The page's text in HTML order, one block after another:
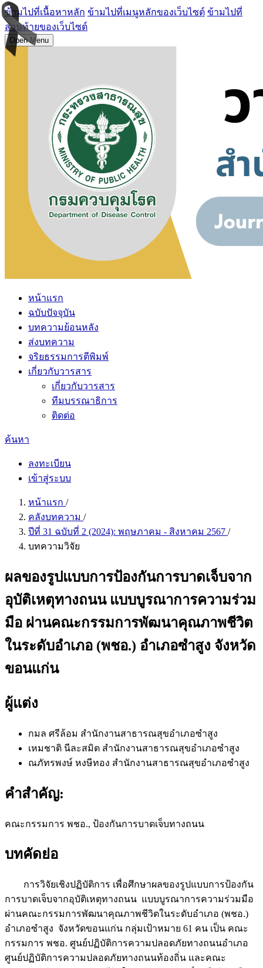
ข้ามไปที่เนื้อหาหลัก ข้ามไปที่เมนูหลักของเว็บไซต์ ข้ามไปที่
ส่วนท้ายของเว็บไซต์
Open Menu
หน้าแรก
ฉบับปัจจุบัน
บทความย้อนหลัง
ส่งบทความ
จริยธรรมการตีพิมพ์
เกี่ยวกับวารสาร
เกี่ยวกับวารสาร
ทีมบรรณาธิการ
ติดต่อ
ค้นหา
ลงทะเบียน
เข้าสู่ระบบ
หน้าแรก /
คลังบทความ /
ปีที่ 31 ฉบับที่ 2 (2024): พฤษภาคม - สิงหาคม 2567 /
บทความวิจัย
ผลของรูปแบบการป้องกันการบาดเจ็บจาก
อุบัติเหตุทางถนน แบบบูรณาการความร่วม
มือ ผ่านคณะกรรมการพัฒนาคุณภาพชีวิต
ในระดับอำเภอ (พชอ.) อำเภอซำสูง จังหวัด
ขอนแก่น
ผู้แต่ง
กมล ศรีล้อม สำนักงานสาธารณสุขอำเภอซำสูง
เหมชาติ นีละสมิต สำนักงานสาธารณสุขอำเภอซำสูง
ณภัทรพงษ์ หงษีทอง สำนักงานสาธารณสุขอำเภอซำสูง
คำสำคัญ:
คณะกรรมการ พชอ., ป้องกันการบาดเจ็บทางถนน
บทคัดย่อ
การวิจัยเชิงปฏิบัติการ เพื่อศึกษาผลของรูปแบบการป้องกัน
การบาดเจ็บจากอุบัติเหตุทางถนน แบบบูรณาการความร่วมมือ
ผ่านคณะกรรมการพัฒนาคุณภาพชีวิตในระดับอำเภอ (พชอ.)
อำเภอซำสูง จังหวัดขอนแก่น กลุ่มเป้าหมาย 61 คน เป็น คณะ
กรรมการ พชอ. ศูนย์ปฏิบัติการความปลอดภัยทางถนนอำเภอ
ศูนย์ปฏิบัติการความปลอดภัยทางถนนท้องถิ่น และคณะ